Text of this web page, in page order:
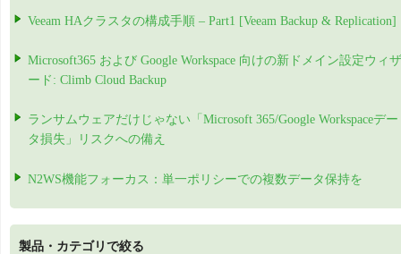
Veeam HAクラスタの構成手順 – Part1 [Veeam Backup & Replication]
Microsoft365 および Google Workspace 向けの新ドメイン設定ウィザ
ード: Climb Cloud Backup
ランサムウェアだけじゃない「Microsoft 365/Google Workspaceデー
タ損失」リスクへの備え
N2WS機能フォーカス：単一ポリシーでの複数データ保持を
製品・カテゴリで絞る